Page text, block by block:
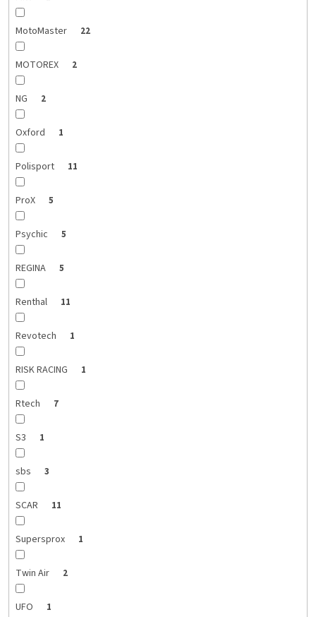
MotoMaster 22
MOTOREX 2
NG 2
Oxford 1
Polisport 11
ProX 5
Psychic 5
REGINA 5
Renthal 11
Revotech 1
RISK RACING 1
Rtech 7
S3 1
sbs 3
SCAR 11
Supersprox 1
Twin Air 2
UFO 1